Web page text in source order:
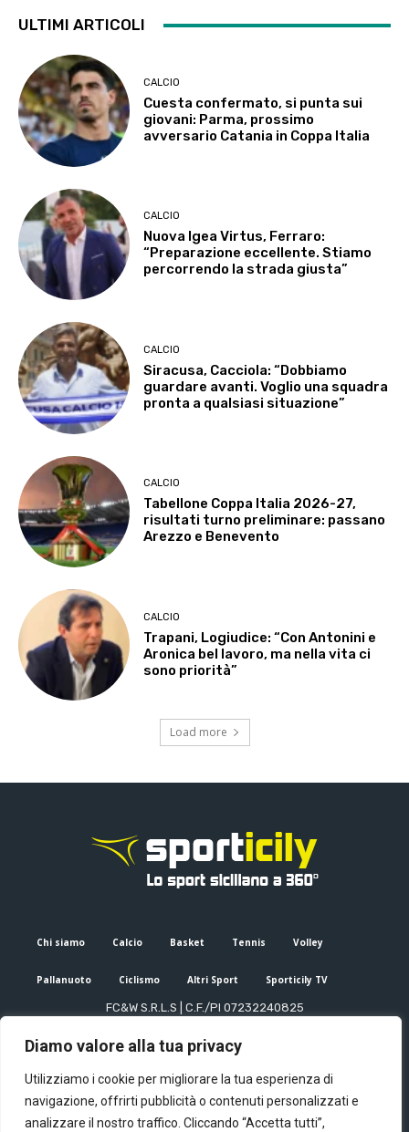
Diamo valore alla tua privacy
Utilizziamo i cookie per migliorare la tua esperienza di
navigazione, offrirti pubblicità o contenuti personalizzati e
analizzare il nostro traffico. Cliccando “Accetta tutti”,
ULTIMI ARTICOLI
CALCIO
Cuesta confermato, si punta sui
giovani: Parma, prossimo
avversario Catania in Coppa Italia
CALCIO
Nuova Igea Virtus, Ferraro:
“Preparazione eccellente. Stiamo
percorrendo la strada giusta”
CALCIO
Siracusa, Cacciola: “Dobbiamo
guardare avanti. Voglio una squadra
pronta a qualsiasi situazione”
CALCIO
Tabellone Coppa Italia 2026-27,
risultati turno preliminare: passano
Arezzo e Benevento
CALCIO
Trapani, Logiudice: “Con Antonini e
Aronica bel lavoro, ma nella vita ci
sono priorità”
Load more
Chi siamo Calcio Basket Tennis Volley
Pallanuoto Ciclismo Altri Sport Sporticily TV
FC&W S.R.L.S | C.F./PI 07232240825
Editore e direttore responsabile: Francesco Cammuca | Registro
Mail: info@sporticily.it| Telefono:+39 371 788 7216